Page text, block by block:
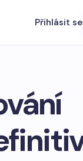
Přihlásit se